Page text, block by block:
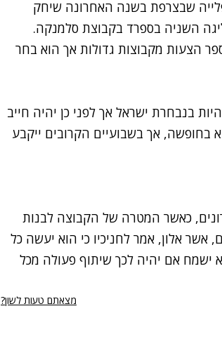
שבצרפת בשנה האחרונה שיחק
השניה בספרד בקבוצת סלמנקה.
הצעות מקבוצות גדולות אך הוא בחר
בנבחרת ישראל אך לפני כן יהיה חייב
בחופשה, אך בשבועיים הקרובים ייקבע
כאשר המטרה של הקבוצה לבנות
אלון, אמר לחניכיו כי הוא יעשה כל
ישמח אם יהיה לכך שיתוף פעולה מכל
מצאתם טעות לשון?